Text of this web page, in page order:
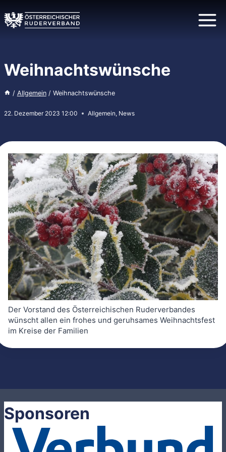
Inhalt
springen
Weihnachtswünsche
/ Allgemein / Weihnachtswünsche
22. Dezember 2023 12:00 Allgemein, News
Der Vorstand des Österreichischen Ruderverbandes
wünscht allen ein frohes und geruhsames Weihnachtsfest
im Kreise der Familien
Sponsoren